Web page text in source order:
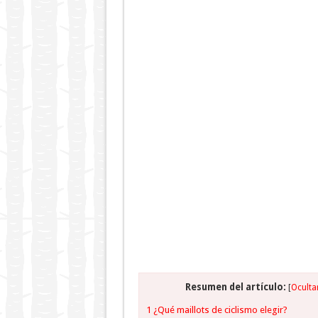
Resumen del artículo: [
1 ¿Qué maillots de ciclismo elegir?